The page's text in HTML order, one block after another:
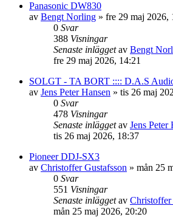
Panasonic DW830
av Bengt Norling » fre 29 maj 2026,
0 Svar
388 Visningar
Senaste inläggetav Bengt
fre 29 maj 2026, 14:21
SOLGT - TA BORT :::: D.A.S
av Jens Peter Hansen » tis 26 maj
0 Svar
478 Visningar
Senaste inläggetav Jens Peter
tis 26 maj 2026, 18:37
Pioneer DDJ-SX3
av Christoffer Gustafsson » mån 25
0 Svar
551 Visningar
Senaste inläggetav Christoffer
mån 25 maj 2026, 20:20